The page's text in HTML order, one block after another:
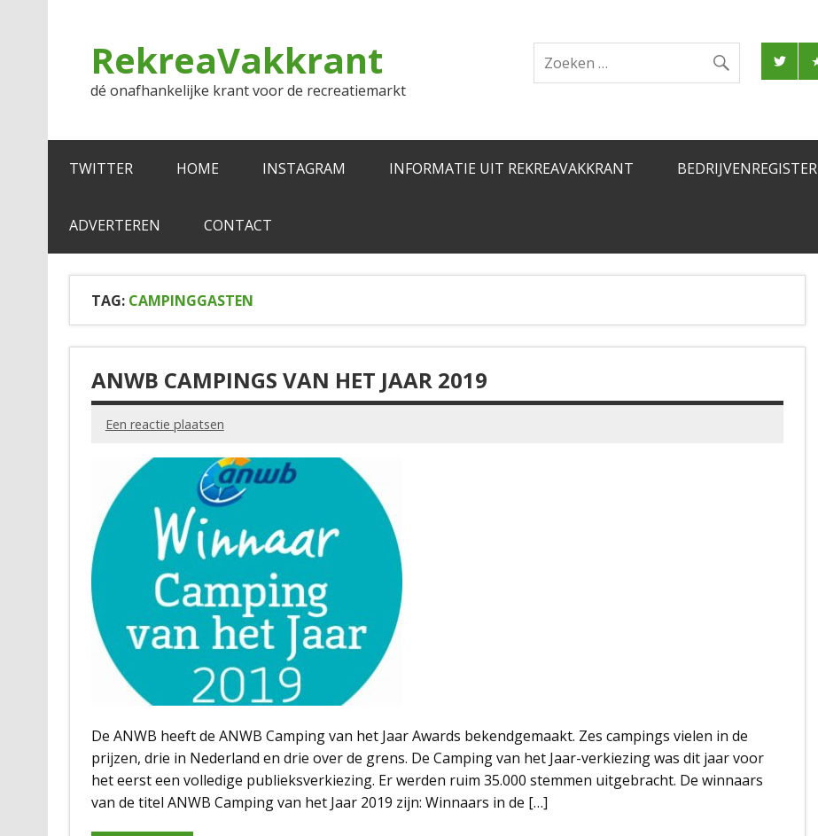
RekreaVakkrant
dé onafhankelijke krant voor de recreatiemarkt
TWITTER HOME INSTAGRAM INFORMATIE UIT REKREAVAKKRANT BEDRIJVENREGISTER
ADVERTEREN CONTACT
TAG: CAMPINGGASTEN
ANWB CAMPINGS VAN HET JAAR 2019
Een reactie plaatsen
De ANWB heeft de ANWB Camping van het Jaar Awards bekendgemaakt. Zes campings vielen in de
prijzen, drie in Nederland en drie over de grens. De Camping van het Jaar-verkiezing was dit jaar voor
het eerst een volledige publieksverkiezing. Er werden ruim 35.000 stemmen uitgebracht. De winnaars
van de titel ANWB Camping van het Jaar 2019 zijn: Winnaars in de […]